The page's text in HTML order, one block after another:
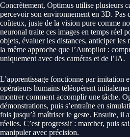
Concrètement, Optimus utilise plusieurs
percevoir son environnement en 3D. Pas
coûteux, juste de la vision pure comme
neuronal traite ces images en temps réel
objets, évaluer les distances, anticiper les
la même approche que l’Autopilot :
uniquement avec des caméras et de l’IA.
L’apprentissage fonctionne par imitation
opérateurs humains téléopèrent
montrer comment accomplir une tâche.
démonstrations, puis s’entraîne en
fois jusqu’à maîtriser le geste. Ensuite, il
réelles. C’est progressif : marcher, puis
manipuler avec précision.